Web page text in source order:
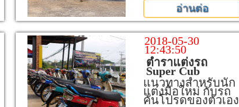
อ่านต่อ
2018-05-30
12:43:50
ตำราแต่งรถ
Super Cub
แนวทางสำหรับนัก
แต่งมือใหม่ กับรถ
คันโปรดของตัวเอง